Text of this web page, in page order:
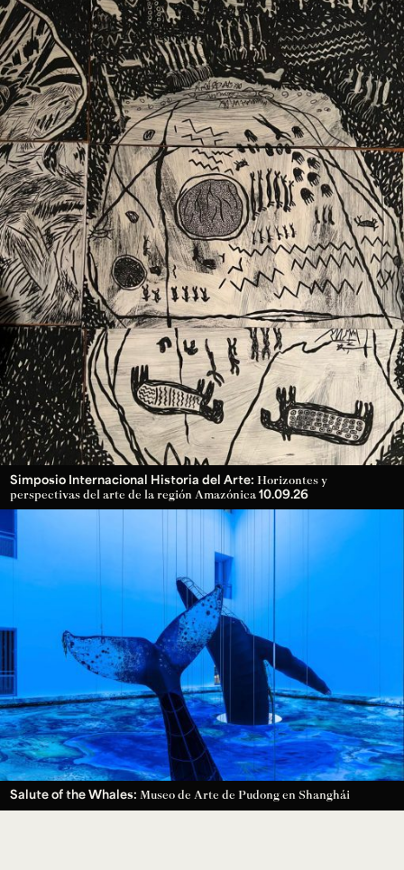
Configuración de cookies
Universidad de los Andes | Vigilada Mineducación.
Reconocimiento como universidad: Decreto 1297 del 30
de mayo de 1964. Reconocimiento de personería jurídica:
Resolución 28 del 23 de febrero de 1949, Minjusticia.
Acreditación institucional de alta calidad, 10 años:
Resolución 000194 del 16 de enero del 2025.
Ext. 2626
Posgrados
Ext. 4925
Educación
Continua
Ext. 4795
Simposio Internacional Historia del Arte: Horizontes y
perspectivas del arte de la región Amazónica 10.09.26
Salute of the Whales: Museo de Arte de Pudong en Shanghái